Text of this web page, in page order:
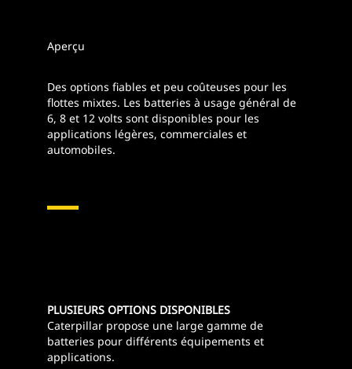
Aperçu
Des options fiables et peu coûteuses pour les
flottes mixtes. Les batteries à usage général de
6, 8 et 12 volts sont disponibles pour les
applications légères, commerciales et
automobiles.
PLUSIEURS OPTIONS DISPONIBLES
Caterpillar propose une large gamme de
batteries pour différents équipements et
applications.